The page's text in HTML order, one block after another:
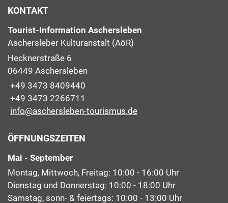
KONTAKT
Tourist-Information Aschersleben
Aschersleber Kulturanstalt (AöR)
Hecknerstraße 6
06449 Aschersleben
+49 3473 8409440
+49 3473 2266711
info@aschersleben-tourismus.de
ÖFFNUNGSZEITEN
Mai - September
Montag, Mittwoch, Freitag: 10:00 - 16:00 Uhr
Dienstag und Donnerstag: 10:00 - 18:00 Uhr
Samstag, sonn- & feiertags: 10:00 - 13:00 Uhr